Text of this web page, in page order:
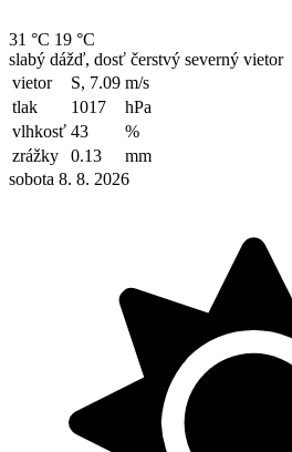
31 °C 19 °C
slabý dážď, dosť čerstvý severný vietor
vietor
S, 7.09 m/s
tlak
1017
hPa
vlhkosť 43
%
zrážky
0.13
mm
sobota 8. 8. 2026